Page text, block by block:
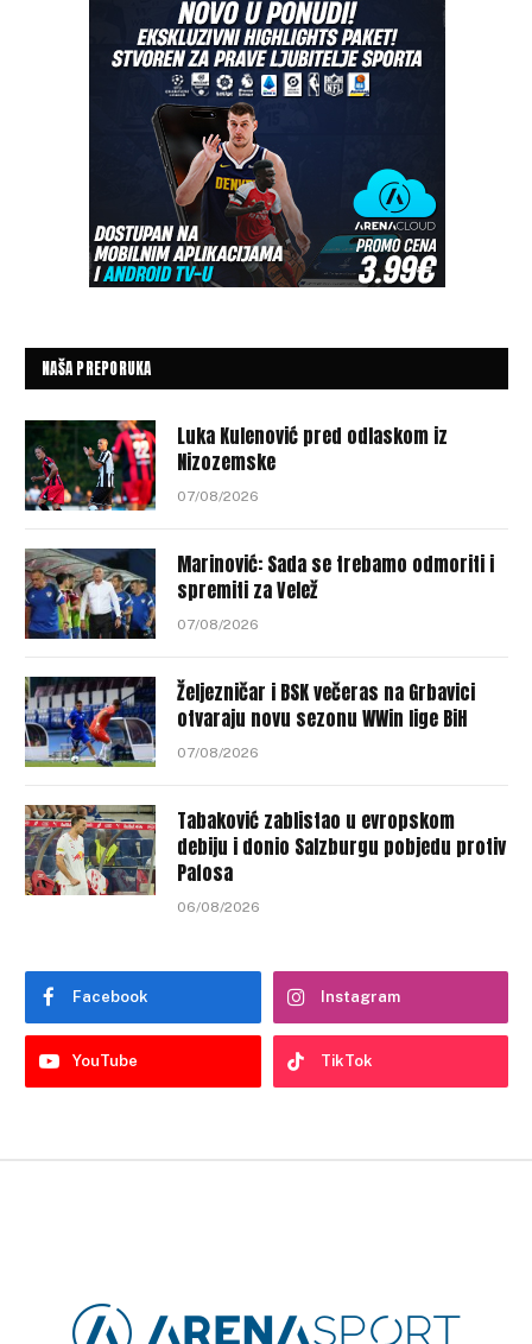
NAŠA PREPORUKA
Luka Kulenović pred odlaskom iz
Nizozemske
07/08/2026
Marinović: Sada se trebamo odmoriti i
spremiti za Velež
07/08/2026
Željezničar i BSK večeras na Grbavici
otvaraju novu sezonu WWin lige BiH
07/08/2026
Tabaković zablistao u evropskom
debiju i donio Salzburgu pobjedu protiv
Pafosa
06/08/2026
Facebook Instagram
YouTube TikTok